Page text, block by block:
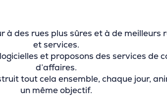
des rues plus sûres et à de meilleurs
et services.
et proposons des services de
d’affaires.
tout cela ensemble, chaque jour,
un même objectif.